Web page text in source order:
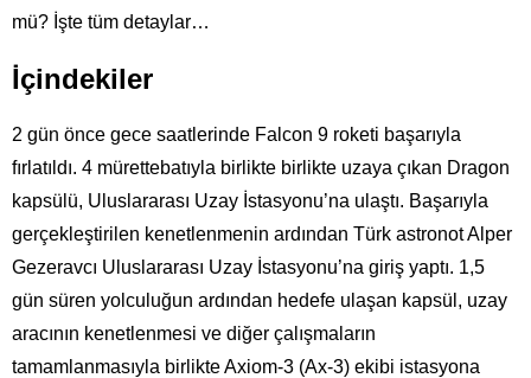
mü? İşte tüm detaylar…
İçindekiler
2 gün önce gece saatlerinde Falcon 9 roketi başarıyla
fırlatıldı. 4 mürettebatıyla birlikte birlikte uzaya çıkan Dragon
kapsülü, Uluslararası Uzay İstasyonu’na ulaştı. Başarıyla
gerçekleştirilen kenetlenmenin ardından Türk astronot Alper
Gezeravcı Uluslararası Uzay İstasyonu’na giriş yaptı. 1,5
gün süren yolculuğun ardından hedefe ulaşan kapsül, uzay
aracının kenetlenmesi ve diğer çalışmaların
tamamlanmasıyla birlikte Axiom-3 (Ax-3) ekibi istasyona